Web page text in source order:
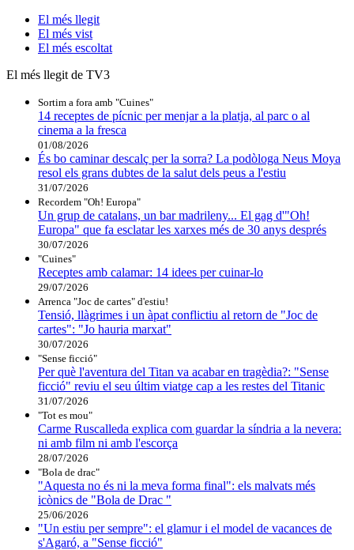
El més llegit
El més vist
El més escoltat
El més llegit de TV3
Sortim a fora amb "Cuines"
14 receptes de pícnic per menjar a la platja, al parc o al
cinema a la fresca
01/08/2026
És bo caminar descalç per la sorra? La podòloga Neus Moya
resol els grans dubtes de la salut dels peus a l'estiu
31/07/2026
Recordem "Oh! Europa"
Un grup de catalans, un bar madrileny... El gag d'"Oh!
Europa" que fa esclatar les xarxes més de 30 anys després
30/07/2026
"Cuines"
Receptes amb calamar: 14 idees per cuinar-lo
29/07/2026
Arrenca "Joc de cartes" d'estiu!
Tensió, llàgrimes i un àpat conflictiu al retorn de "Joc de
cartes": "Jo hauria marxat"
30/07/2026
"Sense ficció"
Per què l'aventura del Titan va acabar en tragèdia?: "Sense
ficció" reviu el seu últim viatge cap a les restes del Titanic
31/07/2026
"Tot es mou"
Carme Ruscalleda explica com guardar la síndria a la nevera:
ni amb film ni amb l'escorça
28/07/2026
"Bola de drac"
"Aquesta no és ni la meva forma final": els malvats més
icònics de "Bola de Drac "
25/06/2026
"Un estiu per sempre": el glamur i el model de vacances de
s'Agaró, a "Sense ficció"